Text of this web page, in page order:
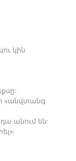
կին
«անվտանգ
անում են: